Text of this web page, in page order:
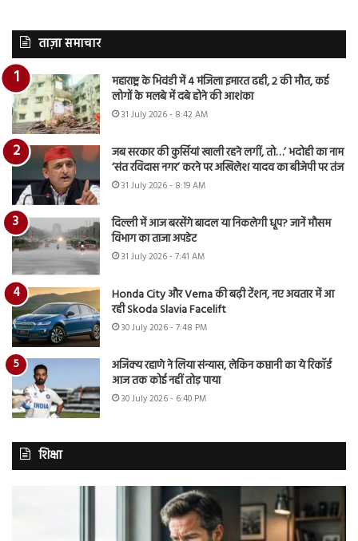
ताज़ा समाचार
महाराष्ट्र के भिवंडी में 4 मंजिला इमारत ढही, 2 की मौत, कई
लोगों के मलबे में दबे होने की आशंका
31 July 2026 - 8:42 AM
जब सरकार की कुर्सियां खाली रहने लगीं, तो…’ भदोही का नाम
‘संत रविदास नगर’ करने पर अखिलेश यादव का बीजेपी पर तंज
31 July 2026 - 8:19 AM
दिल्ली में आज बरसेंगे बादल या निकलेगी धूप? जानें मौसम
विभाग का ताजा अपडेट
31 July 2026 - 7:41 AM
Honda City और Verna की बढ़ी टेंशन, नए अवतार में आ
रही Skoda Slavia Facelift
30 July 2026 - 7:48 PM
अजिंक्य रहाणे ने लिया संन्यास, लेकिन कप्तानी का ये रिकॉर्ड
आज तक कोई नहीं तोड़ पाया
30 July 2026 - 6:40 PM
शिक्षा